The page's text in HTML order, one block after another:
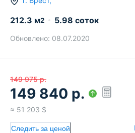
212.3 м2 5.98 соток
Обновлено: 08.07.2020
149 975 р.
149 840 р.
≈ 51 203 $
Следить за ценой